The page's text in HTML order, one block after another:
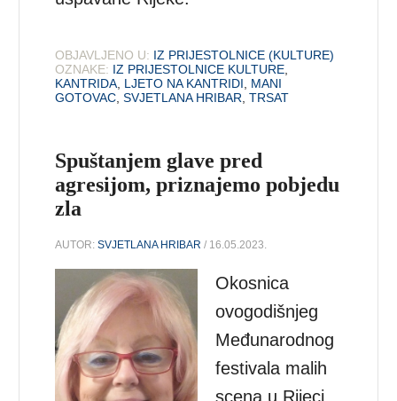
OBJAVLJENO U: IZ PRIJESTOLNICE (KULTURE)
OZNAKE: IZ PRIJESTOLNICE KULTURE
KANTRIDA LJETO NA KANTRIDI
MANI
GOTOVAC ,SVJETLANA HRIBAR ,TRSAT
Spuštanjem glave pred
agresijom, priznajemo pobjedu
zla
AUTOR:SVJETLANA HRIBAR / 16.05.2023.
Okosnica
ovogodišnjeg
Međunarodnog
festivala malih
scena u Rijeci,